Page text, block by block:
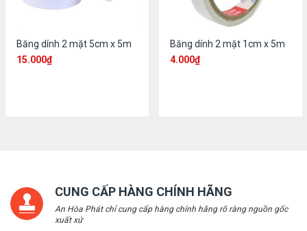
Băng dính 2 mặt 5cm x 5m
15.000₫
Băng dính 2 mặt 1cm x 5m
4.000₫
CUNG CẤP HÀNG CHÍNH HÃNG
An Hòa Phát chỉ cung cấp hàng chính hãng rõ ràng nguồn gốc
xuất xứ